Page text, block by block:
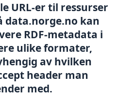
URL-er til ressurser
data.norge.no kan
RDF-metadata i
ulike formater,
av hvilken
header man
med.